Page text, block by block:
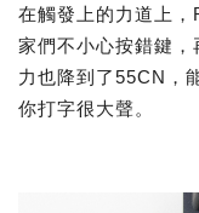
在觸發上的力道上
家們不小心按錯鍵，
力也降到了55CN，
你打字很大聲。